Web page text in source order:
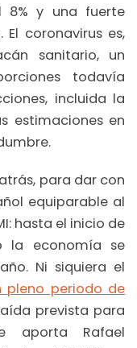
8% y una fuerte
coronavirus es,
sanitario, un
todavía
incluida la
estimaciones en
para dar con
equiparable al
hasta el inicio de
la economía se
Ni siquiera el
pleno periodo de
prevista para
aporta Rafael